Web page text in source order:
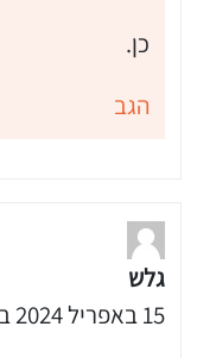
כן.
הגב
גלש
15 באפריל 2024 בשעה 17:27